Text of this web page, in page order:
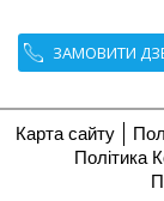
ЗАМОВИТИ
Карта сайту
Політика